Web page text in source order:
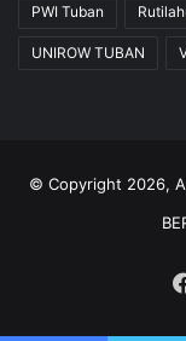
PWI Tuban
UNIROW TUBAN
© Copyright 2026,